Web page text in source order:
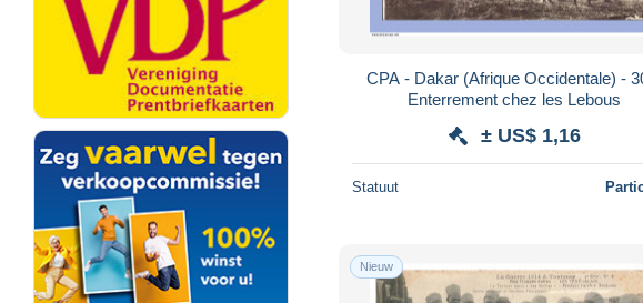
CPA - Dakar (Afrique Occidentale) -
Enterrement chez les Lebous
± US$ 1,16
Statuut
Nieuw